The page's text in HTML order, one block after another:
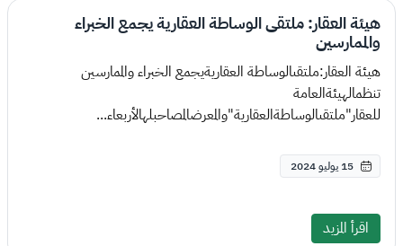
هيئة العقار: ملتقى الوساطة العقارية يجمع الخبراء
والممارسين
هيئة العقار:ملتقىالوساطة العقاريةيجمع الخبراء والممارسين
تنظمالهيئةالعامة
للعقار"ملتقىالوساطةالعقارية"والمعرضالمصاحبلهالأربعاء...
15 يوليو 2024
اقرأ المزيد